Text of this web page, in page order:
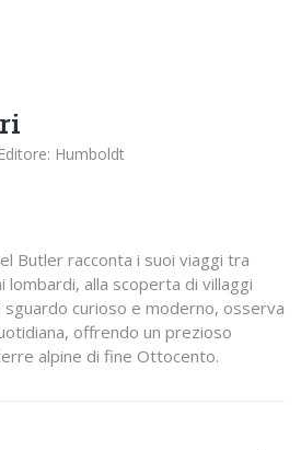
Humboldt
Butler racconta i suoi viaggi tra
lombardi, alla scoperta di villaggi
sguardo curioso e moderno, osserva
offrendo un prezioso
alpine di fine Ottocento.